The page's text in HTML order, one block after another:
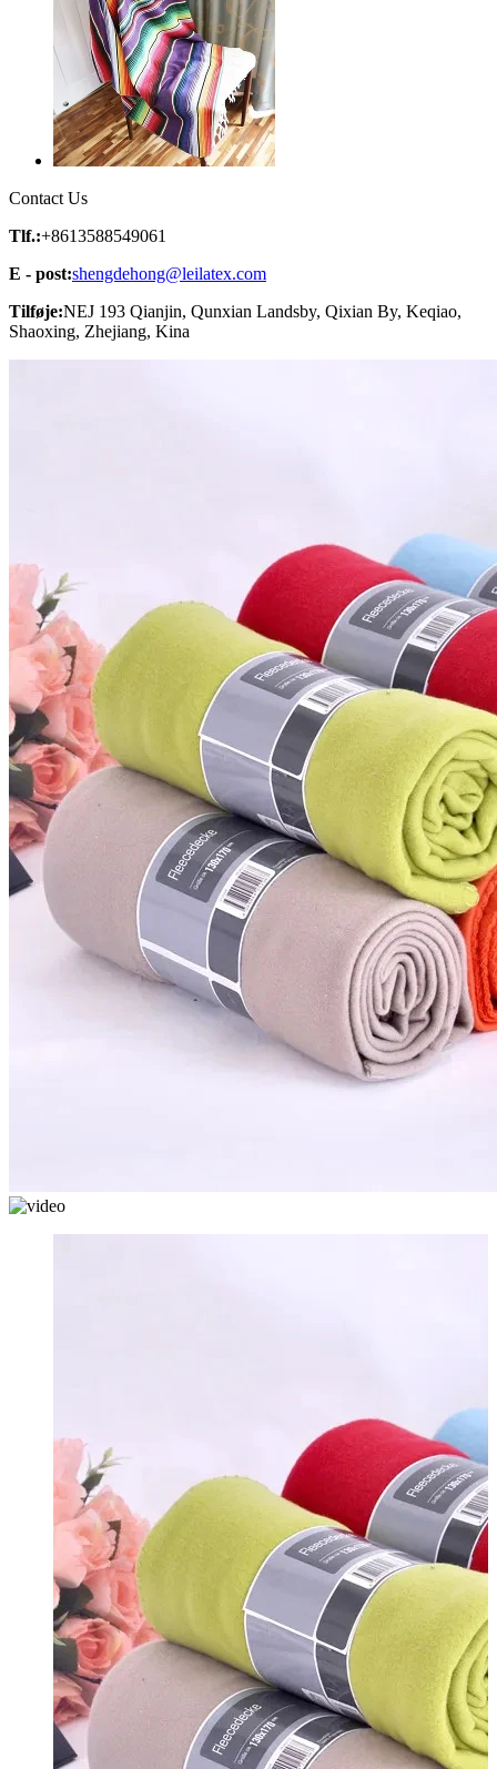
Contact Us
Tlf.:+8613588549061
E - post:shengdehong@leilatex.com
Tilføje:NEJ 193 Qianjin, Qunxian Landsby, Qixian By, Keqiao,
Shaoxing, Zhejiang, Kina